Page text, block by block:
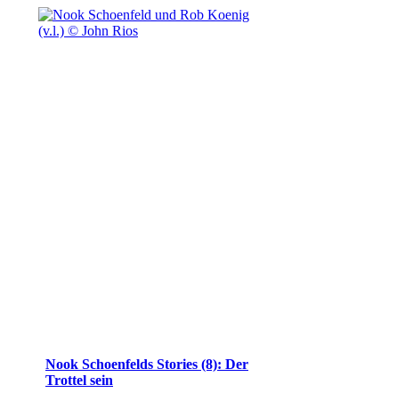
Nook Schoenfelds Stories (8): Der
Trottel sein